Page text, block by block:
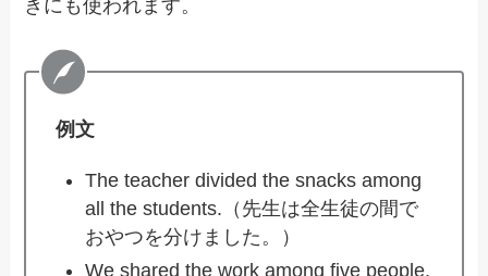
きにも使われます。
例文
The teacher divided the snacks among
all the students.（先生は全生徒の間で
おやつを分けました。）
We shared the work among five people.